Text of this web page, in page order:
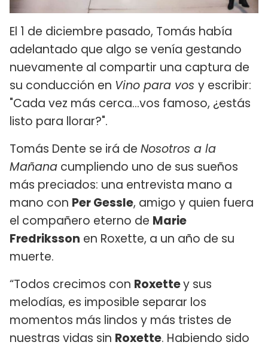
El 1 de diciembre pasado, Tomás había
adelantado que algo se venía gestando
nuevamente al compartir una captura de
su conducción en Vino para vos y escribir:
"Cada vez más cerca...vos famoso, ¿estás
listo para llorar?".
Tomás Dente se irá de Nosotros a la
Mañana cumpliendo uno de sus sueños
más preciados: una entrevista mano a
mano con Per Gessle, amigo y quien fuera
el compañero eterno de Marie
Fredriksson en Roxette, a un año de su
muerte.
“Todos crecimos con Roxettey sus
melodías, es imposible separar los
momentos más lindos y más tristes de
nuestras vidas sin Roxette. Habiendo sido